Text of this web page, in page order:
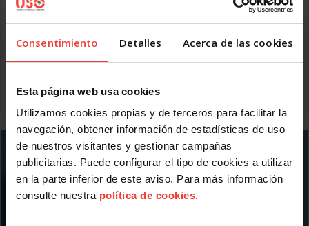
Consentimiento Detalles Acerca de las cookies
Esta página web usa cookies
Utilizamos cookies propias y de terceros para facilitar la
navegación, obtener información de estadísticas de uso
de nuestros visitantes y gestionar campañas
publicitarias. Puede configurar el tipo de cookies a utilizar
en la parte inferior de este aviso. Para más información
consulte nuestra política de cookies.
año tras año, y no responde a una mayor exposición al
tráfico, sino a las condiciones de presión y fatiga previas al
desplazamiento.
Y es que, según datos de la Encuesta de Empleo del Tiempo
Leer más